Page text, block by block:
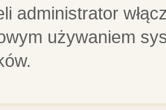
administrator
używaniem